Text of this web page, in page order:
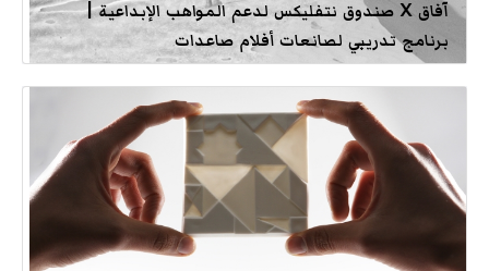
آفاق X صندوق نتفليكس لدعم المواهب الإبداعية |
برنامج تدريبي لصانعات أفلام صاعدات